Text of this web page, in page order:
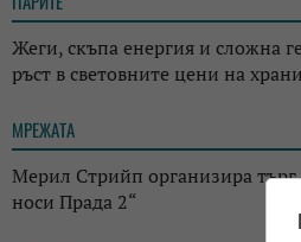
Жеги, скъпа енергия и сложна
ръст в световните цени на
МРЕЖАТА
Мерил Стрийп организира
носи Прада 2“